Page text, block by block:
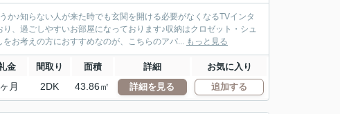
♪知らない人が来た時でも玄関を開ける必要がなくなるTVインタ
、過ごしやすいお部屋になっております♪収納はクロゼット・シュ
お考えの方におすすめなのが、こちらのアパ... もっと見る
金 間取り 面積 詳細 お気に入り
月 2DK 43.86㎡ 詳細を見る 追加する